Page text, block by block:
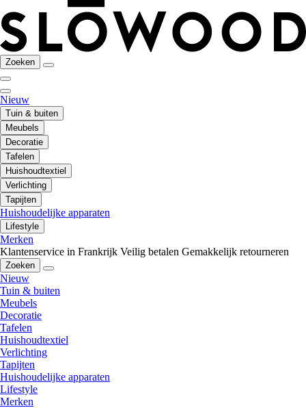
Zoeken
Nieuw
Tuin & buiten
Meubels
Decoratie
Tafelen
Huishoudtextiel
Verlichting
Tapijten
Huishoudelijke apparaten
Lifestyle
Merken
Klantenservice in Frankrijk Veilig betalen Gemakkelijk retourneren
Zoeken
Nieuw
Tuin & buiten
Meubels
Decoratie
Tafelen
Huishoudtextiel
Verlichting
Tapijten
Huishoudelijke apparaten
Lifestyle
Merken